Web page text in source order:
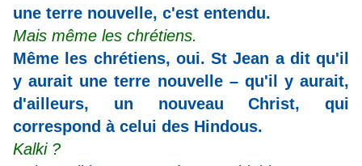
une terre nouvelle, c'est entendu.
Mais même les chrétiens.
Même les chrétiens, oui. St Jean a dit qu'il
y aurait une terre nouvelle – qu'il y aurait,
d'ailleurs, un nouveau Christ, qui
correspond à celui des Hindous.
Kalki ?